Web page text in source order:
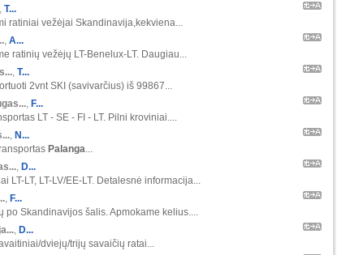
, T...
ratiniai vežėjai Skandinavija,kekviena...
, A...
ratinių vežėjų LT-Benelux-LT. Daugiau...
, T...
2vnt SKI (savivarčius) iš 99867...
, F...
LT - SE - FI - LT. Pilni kroviniai....
, N...
Palanga...
, D...
LT-LT, LT-LV/EE-LT. Detalesnė informacija...
, F...
po Skandinavijos šalis. Apmokame kelius....
, D...
dviejų/trijų savaičių ratai...